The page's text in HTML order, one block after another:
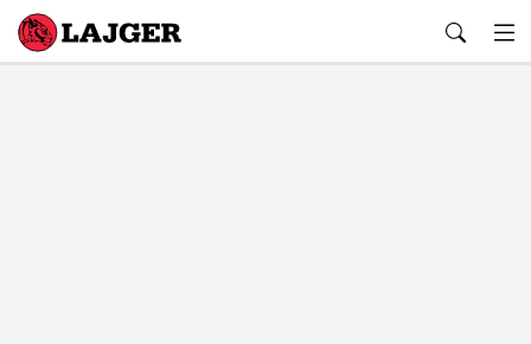
Lajger